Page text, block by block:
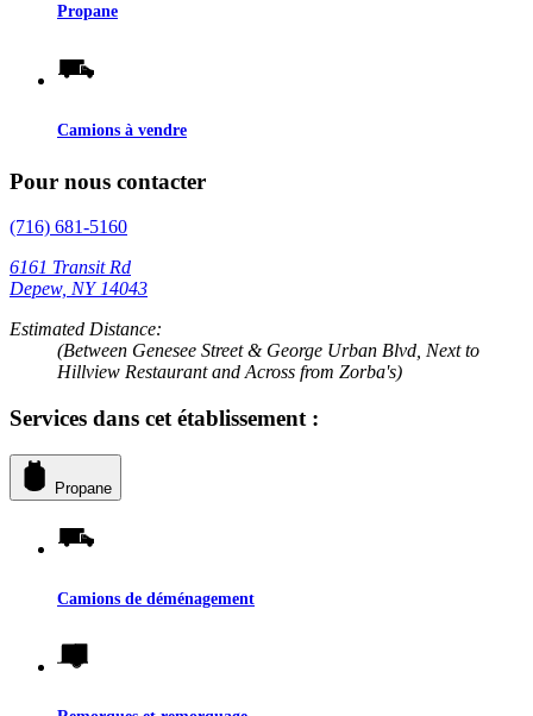
Propane
Camions à vendre
Pour nous contacter
(716) 681-5160
6161 Transit Rd
Depew, NY 14043
Estimated Distance:
(Between Genesee Street & George Urban Blvd, Next to
Hillview Restaurant and Across from Zorba's)
Services dans cet établissement :
Propane
Camions de déménagement